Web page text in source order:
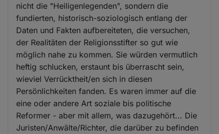
nicht die "Heiligenlegenden", sondern die
fundierten, historisch-soziologisch entlang der
Daten und Fakten aufbereiteten, die versuchen,
der Realitäten der Religionsstifter so gut wie
möglich nahe zu kommen. Sie würden vermutlich
heftig schlucken, erstaunt bis überrascht sein,
wieviel Verrücktheit/en sich in diesen
Persönlichkeiten fanden. Es waren immer auf die
eine oder andere Art soziale bis politische
Reformer - aber mit allem, was dazugehört... Die
Juristen/Anwälte/Richter, die darüber zu befinden